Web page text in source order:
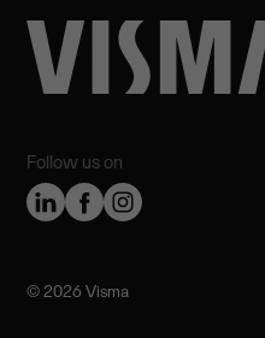
Follow us on
©️ 2026 Visma